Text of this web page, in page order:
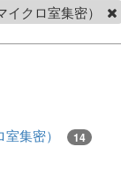
クロ室集密）
集密） 14